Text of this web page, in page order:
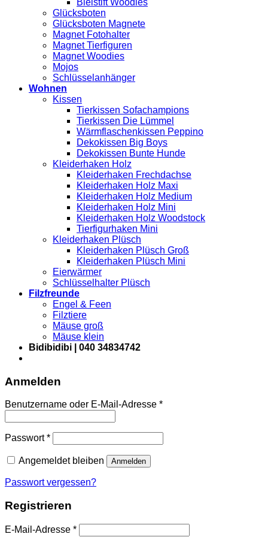
Glücksboten
Glücksboten Magnete
Magnet Fotohalter
Magnet Tierfiguren
Magnet Woodies
Mojos
Schlüsselanhänger
Wohnen
Kissen
Tierkissen Sofachampions
Tierkissen Die Lümmel
Wärmflaschenkissen Peppino
Dekokissen Big Boys
Dekokissen Bunte Hunde
Kleiderhaken Holz
Kleiderhaken Frechdachse
Kleiderhaken Holz Maxi
Kleiderhaken Holz Medium
Kleiderhaken Holz Mini
Kleiderhaken Holz Woodstock
Tierfigurhaken Mini
Kleiderhaken Plüsch
Kleiderhaken Plüsch Groß
Kleiderhaken Plüsch Mini
Eierwärmer
Schlüsselhalter Plüsch
Filzfreunde
Engel & Feen
Filztiere
Mäuse groß
Mäuse klein
Bidibidibi | 040 34834742
Anmelden
Benutzername oder E-Mail-Adresse *Erforderlich
Passwort*Erforderlich
Angemeldet bleiben Anmelden
Passwort vergessen?
Registrieren
E-Mail-Adresse *Erforderlich